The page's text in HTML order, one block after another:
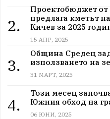
2.
Проектобюджет от
предлага кметът
Кичев за 2025
15 АПР, 2025
3.
Община Средец
използването на
31 МАРТ, 2025
4.
Този месец
Южния обход на
06 ЮНИ, 2025